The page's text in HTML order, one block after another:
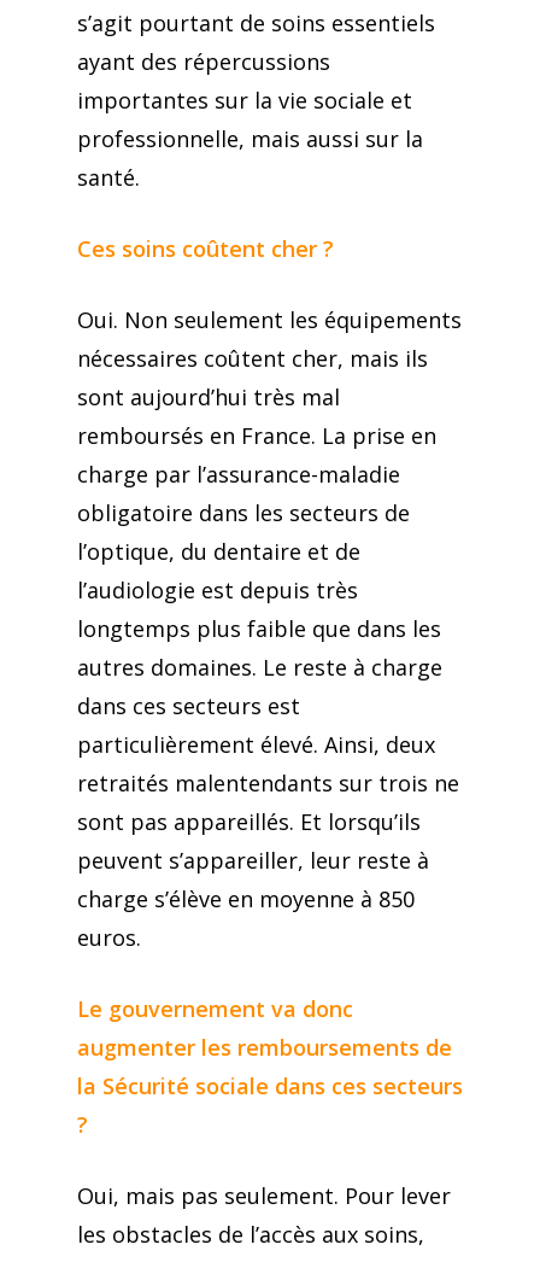
s’agit pourtant de soins essentiels
ayant des répercussions
importantes sur la vie sociale et
professionnelle, mais aussi sur la
santé.
Ces soins coûtent cher ?
Oui. Non seulement les équipements
nécessaires coûtent cher, mais ils
sont aujourd’hui très mal
remboursés en France. La prise en
charge par l’assurance-maladie
obligatoire dans les secteurs de
l’optique, du dentaire et de
l’audiologie est depuis très
longtemps plus faible que dans les
autres domaines. Le reste à charge
dans ces secteurs est
particulièrement élevé. Ainsi, deux
retraités malentendants sur trois ne
sont pas appareillés. Et lorsqu’ils
peuvent s’appareiller, leur reste à
charge s’élève en moyenne à 850
euros.
Le gouvernement va donc
augmenter les remboursements de
la Sécurité sociale dans ces secteurs
?
Oui, mais pas seulement. Pour lever
les obstacles de l’accès aux soins,